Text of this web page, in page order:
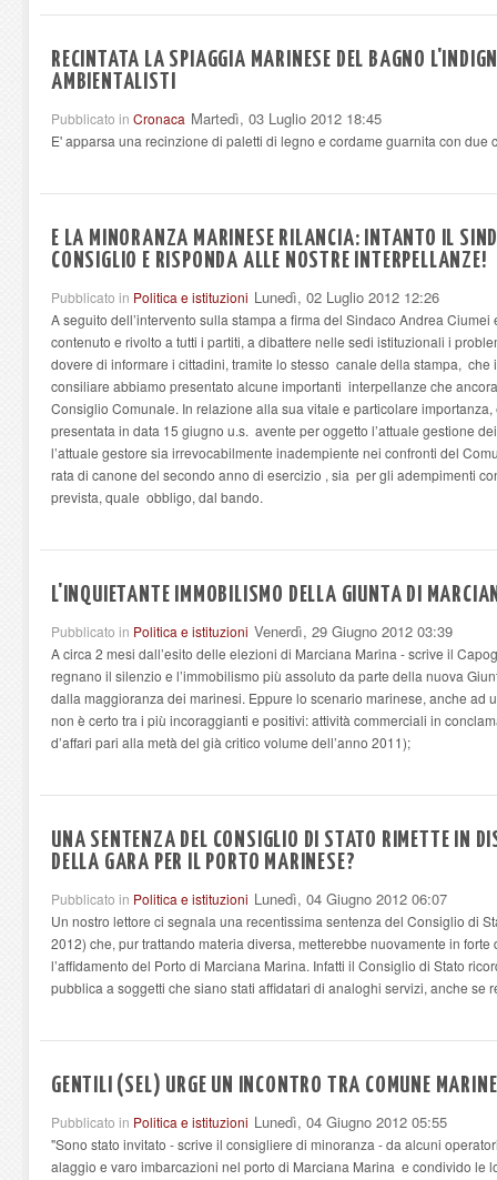
RECINTATA LA SPIAGGIA MARINESE DEL BAGNO
AMBIENTALISTI
Pubblicato in Cronaca Martedì, 03 Luglio 2012 18:45
E' apparsa una recinzione di paletti di legno e cordame guarnita con due
E LA MINORANZA MARINESE RILANCIA: INTANTO IL
CONSIGLIO E RISPONDA ALLE NOSTRE INTERPELLANZE!
Pubblicato in Politica e istituzioni Lunedì, 02 Luglio 2012 12:26
A seguito dell’intervento sulla stampa a firma del Sindaco Andrea Ciumei
contenuto e rivolto a tutti i partiti, a dibattere nelle sedi istituzionali i
dovere di informare i cittadini, tramite lo stesso canale della stampa, che
consiliare abbiamo presentato alcune importanti interpellanze che
Consiglio Comunale. In relazione alla sua vitale e particolare
presentata in data 15 giugno u.s. avente per oggetto l’attuale gestione
l’attuale gestore sia irrevocabilmente inadempiente nei confronti del
rata di canone del secondo anno di esercizio , sia per gli adempimenti
prevista, quale obbligo, dal bando.
L'INQUIETANTE IMMOBILISMO DELLA GIUNTA DI
Pubblicato in Politica e istituzioni Venerdì, 29 Giugno 2012 03:39
A circa 2 mesi dall’esito delle elezioni di Marciana Marina - scrive il
regnano il silenzio e l’immobilismo più assoluto da parte della nuova
dalla maggioranza dei marinesi. Eppure lo scenario marinese, anche ad
non è certo tra i più incoraggianti e positivi: attività commerciali in
d’affari pari alla metà del già critico volume dell’anno 2011);
UNA SENTENZA DEL CONSIGLIO DI STATO RIMETTE IN
DELLA GARA PER IL PORTO MARINESE?
Pubblicato in Politica e istituzioni Lunedì, 04 Giugno 2012 06:07
Un nostro lettore ci segnala una recentissima sentenza del Consiglio di
2012) che, pur trattando materia diversa, metterebbe nuovamente in
l’affidamento del Porto di Marciana Marina. Infatti il Consiglio di Stato
pubblica a soggetti che siano stati affidatari di analoghi servizi, anche se
GENTILI (SEL) URGE UN INCONTRO TRA COMUNE
Pubblicato in Politica e istituzioni Lunedì, 04 Giugno 2012 05:55
"Sono stato invitato - scrive il consigliere di minoranza - da alcuni
alaggio e varo imbarcazioni nel porto di Marciana Marina e condivido le